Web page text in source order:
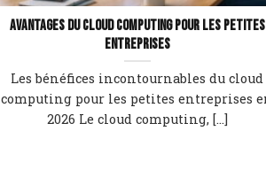
Avantages du cloud computing pour les petites
entreprises
Les bénéfices incontournables du cloud
computing pour les petites entreprises
2026 Le cloud computing, [...]